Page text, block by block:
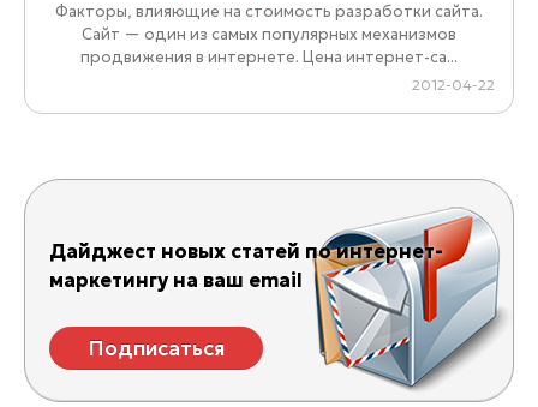
Факторы, влияющие на стоимость разработки сайта.
Сайт — один из самых популярных механизмов
продвижения в интернете. Цена интернет-са...
2012-04-22
Дайджест новых статей по интернет-
маркетингу на ваш email
Подписаться